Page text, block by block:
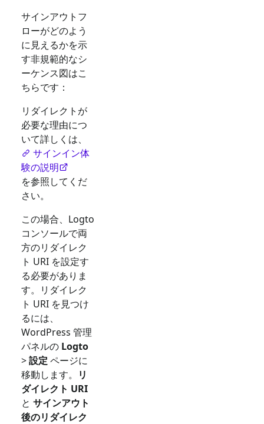
サインアウトフ
ローがどのよう
に見えるかを示
す非規範的なシ
ーケンス図はこ
ちらです：
リダイレクトが
必要な理由につ
いて詳しくは、
サインイン体
験の説明
を参照してくだ
さい。
この場合、Logto
コンソールで両
方のリダイレク
ト URI を設定す
る必要がありま
す。リダイレク
ト URI を見つけ
るには、
WordPress 管理
パネルの Logto
>設定 ページに
移動します。
リ
ダイレクト URI
と サインアウト
後のリダイレク